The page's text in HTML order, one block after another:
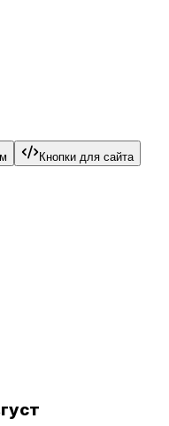
Кнопки для сайта